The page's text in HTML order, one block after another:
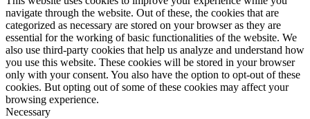
navigate through the website. Out of these, the cookies that are
categorized as necessary are stored on your browser as they are
essential for the working of basic functionalities of the website. We
also use third-party cookies that help us analyze and understand how
you use this website. These cookies will be stored in your browser
only with your consent. You also have the option to opt-out of these
cookies. But opting out of some of these cookies may affect your
browsing experience.
Necessary